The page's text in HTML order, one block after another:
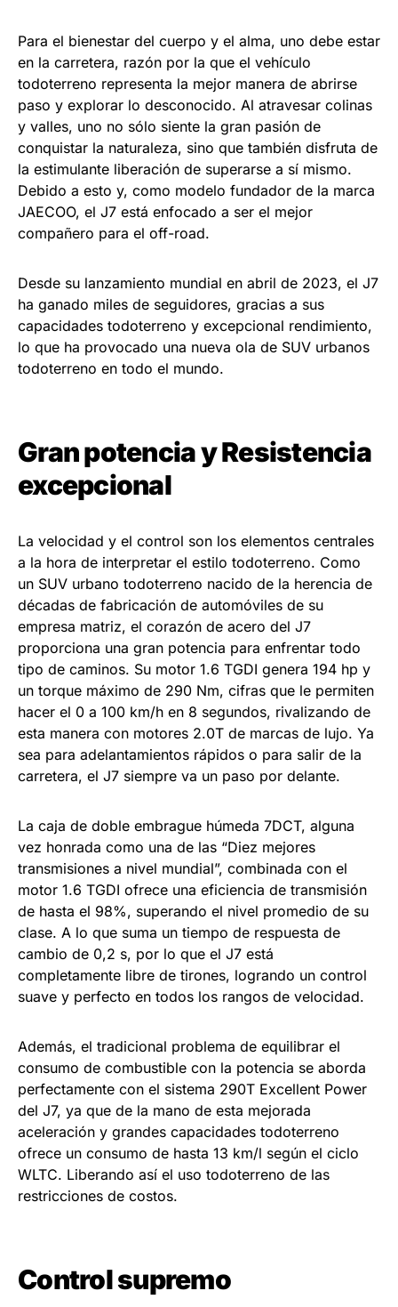
Para el bienestar del cuerpo y el alma, uno debe estar
en la carretera, razón por la que el vehículo
todoterreno representa la mejor manera de abrirse
paso y explorar lo desconocido. Al atravesar colinas
y valles, uno no sólo siente la gran pasión de
conquistar la naturaleza, sino que también disfruta de
la estimulante liberación de superarse a sí mismo.
Debido a esto y, como modelo fundador de la marca
JAECOO, el J7 está enfocado a ser el mejor
compañero para el off-road.
Desde su lanzamiento mundial en abril de 2023, el J7
ha ganado miles de seguidores, gracias a sus
capacidades todoterreno y excepcional rendimiento,
lo que ha provocado una nueva ola de SUV urbanos
todoterreno en todo el mundo.
Gran potencia y Resistencia
excepcional
La velocidad y el control son los elementos centrales
a la hora de interpretar el estilo todoterreno. Como
un SUV urbano todoterreno nacido de la herencia de
décadas de fabricación de automóviles de su
empresa matriz, el corazón de acero del J7
proporciona una gran potencia para enfrentar todo
tipo de caminos. Su motor 1.6 TGDI genera 194 hp y
un torque máximo de 290 Nm, cifras que le permiten
hacer el 0 a 100 km/h en 8 segundos, rivalizando de
esta manera con motores 2.0T de marcas de lujo. Ya
sea para adelantamientos rápidos o para salir de la
carretera, el J7 siempre va un paso por delante.
La caja de doble embrague húmeda 7DCT, alguna
vez honrada como una de las “Diez mejores
transmisiones a nivel mundial”, combinada con el
motor 1.6 TGDI ofrece una eficiencia de transmisión
de hasta el 98%, superando el nivel promedio de su
clase. A lo que suma un tiempo de respuesta de
cambio de 0,2 s, por lo que el J7 está
completamente libre de tirones, logrando un control
suave y perfecto en todos los rangos de velocidad.
Además, el tradicional problema de equilibrar el
consumo de combustible con la potencia se aborda
perfectamente con el sistema 290T Excellent Power
del J7, ya que de la mano de esta mejorada
aceleración y grandes capacidades todoterreno
ofrece un consumo de hasta 13 km/l según el ciclo
WLTC. Liberando así el uso todoterreno de las
restricciones de costos.
Control supremo